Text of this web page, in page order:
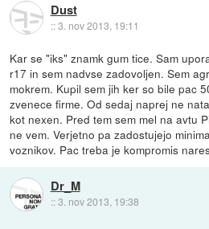
Dust
::3. nov 2013, 19:11
Kar se "iks" znamk gum tice. Sam
r17 in sem nadvse zadovoljen. Sem
mokrem. Kupil sem jih ker so bile pac
zvenece firme. Od sedaj naprej ne
kot nexen. Pred tem sem mel na avtu
ne vem. Verjetno pa zadostujejo
voznikov. Pac treba je kompromis
Dr_M
::3. nov 2013, 19:38